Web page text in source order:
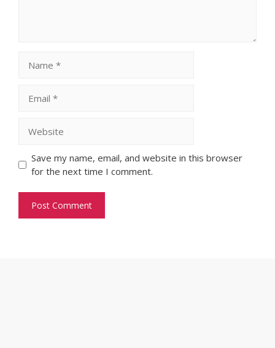
Save my name, email, and website in this browser
for the next time I comment.